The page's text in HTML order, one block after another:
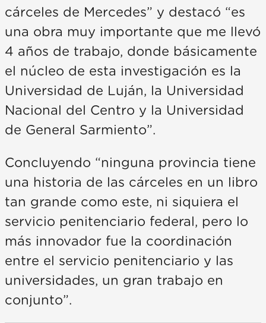
cárceles de Mercedes” y destacó “es
una obra muy importante que me llevó
4 años de trabajo, donde básicamente
el núcleo de esta investigación es la
Universidad de Luján, la Universidad
Nacional del Centro y la Universidad
de General Sarmiento”.
Concluyendo “ninguna provincia tiene
una historia de las cárceles en un libro
tan grande como este, ni siquiera el
servicio penitenciario federal, pero lo
más innovador fue la coordinación
entre el servicio penitenciario y las
universidades, un gran trabajo en
conjunto”.